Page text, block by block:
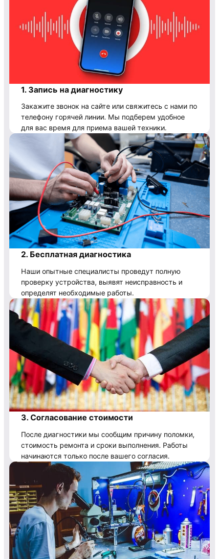
1. Запись на диагностику
Закажите звонок на сайте или свяжитесь с нами по
телефону горячей линии. Мы подберем удобное
для вас время для приема вашей техники.
2. Бесплатная диагностика
Наши опытные специалисты проведут полную
проверку устройства, выявят неисправность и
определят необходимые работы.
3. Согласование стоимости
После диагностики мы сообщим причину поломки,
стоимость ремонта и сроки выполнения. Работы
начинаются только после вашего согласия.